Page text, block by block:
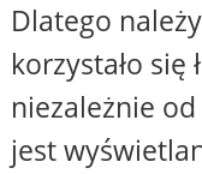
Dlatego
korzystało się
niezależnie
jest